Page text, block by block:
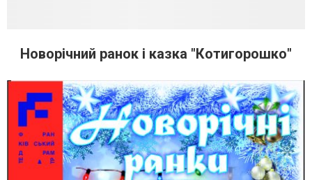
Новорічний ранок і казка "Котигорошко"